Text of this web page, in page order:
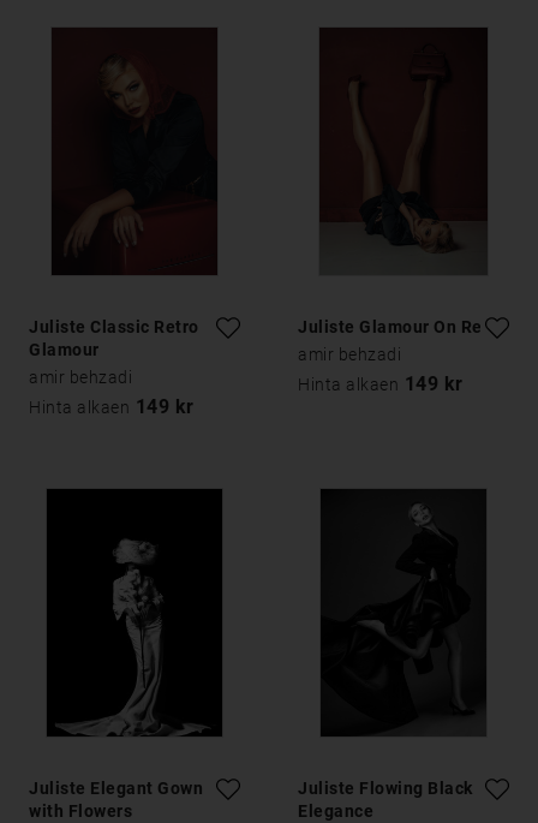
Juliste Classic Retro
Glamour
amir behzadi
Hinta alkaen 149 kr
Juliste Glamour On Red
amir behzadi
Hinta alkaen 149 kr
Juliste Elegant Gown
with Flowers
Juliste Flowing Black
Elegance